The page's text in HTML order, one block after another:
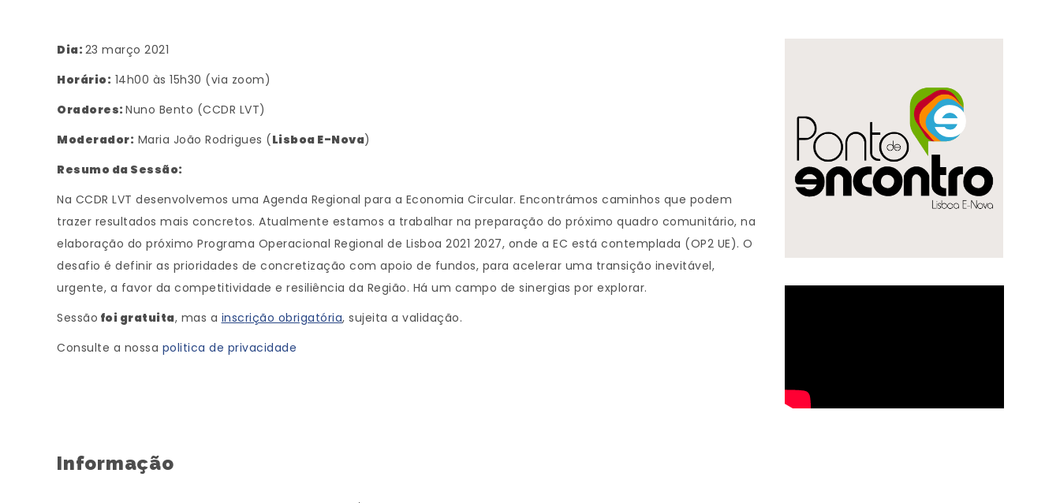
Dia: 23 março 2021
Horário: 14h00 às 15h30 (via zoom)
Oradores: Nuno Bento (CCDR LVT)
Moderador: Maria João Rodrigues (Lisboa E-Nova)
Resumo da Sessão:
Na CCDR LVT desenvolvemos uma Agenda Regional para a Economia Circular. Encontrámos caminhos que podem
trazer resultados mais concretos. Atualmente estamos a trabalhar na preparação do próximo quadro comunitário, na
elaboração do próximo Programa Operacional Regional de Lisboa 2021 2027, onde a EC está contemplada (OP2 UE). O
desafio é definir as prioridades de concretização com apoio de fundos, para acelerar uma transição inevitável,
urgente, a favor da competitividade e resiliência da Região. Há um campo de sinergias por explorar.
Sessão foi gratuita, mas a inscrição obrigatória, sujeita a validação.
Consulte a nossa politica de privacidade
Informação